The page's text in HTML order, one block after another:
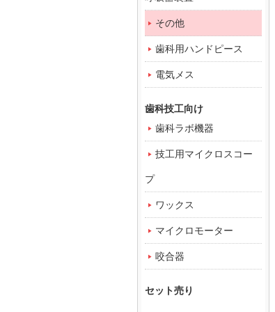
その他
歯科用ハンドピース
電気メス
歯科技工向け
歯科ラボ機器
技工用マイクロスコー
プ
ワックス
マイクロモーター
咬合器
セット売り